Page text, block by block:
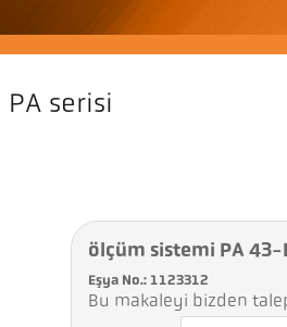
PA serisi
ölçüm sistemi PA
Eşya No.: 1123312
Bu makaleyi bizden